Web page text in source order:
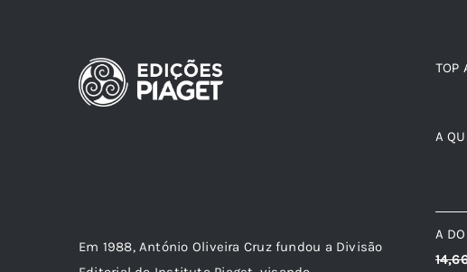
Em 1988, António Oliveira Cruz fundou a Divisão
TOP
A
A